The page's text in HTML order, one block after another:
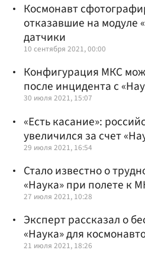
Космонавт
отказавшие на модуле
датчики
10 сентября 2021, 00:00
Конфигурация МКС
после инцидента с
30 июля 2021, 15:07
«Есть касание»:
увеличился за счет
29 июля 2021, 16:54
Стало известно о
«Наука» при полете к
27 июля 2021, 10:28
Эксперт рассказал о
«Наука» для
21 июля 2021, 18:26